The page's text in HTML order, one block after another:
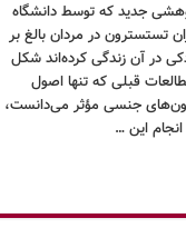
جدید که توسط دانشگاه
تستسترون در مردان بالغ بر
در آن زندگی کرده‌اند شکل
قبلی که تنها اصول
جنسی مؤثر می‌دانست،
این …